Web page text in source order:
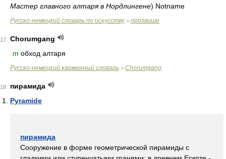
Мастер главного алтаря в Нордлингене) Notname
Русско-немецкий словарь по искусству> прозвище
17
Chorumgang
m обход алтаря
Русско-немецкий карманный словарь > Chorumgang
18
пирамида
Pyramide
пирамида
Сооружение в форме геометрической пирамиды с